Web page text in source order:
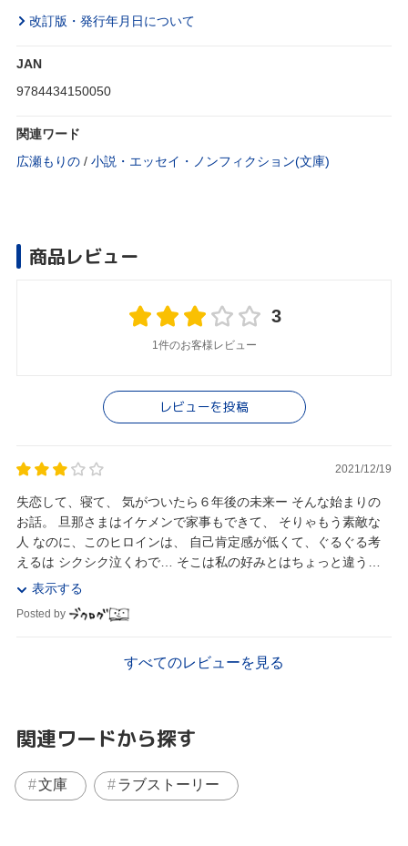
改訂版・発行年月日について
JAN
9784434150050
関連ワード
広瀬もりの / 小説・エッセイ・ノンフィクション(文庫)
商品レビュー
3
1件のお客様レビュー
レビューを投稿
2021/12/19
失恋して、寝て、 気がついたら６年後の未来ー そんな始まりの
お話。 旦那さまはイケメンで家事もできて、 そりゃもう素敵な
人 なのに、このヒロインは、 自己肯定感が低くて、ぐるぐる考
えるは シクシク泣くわで… そこは私の好みとはちょっと違うか
なー フォローするように同録さ...
表示する
Posted by
すべてのレビューを見る
関連ワードから探す
文庫 ラブストーリー